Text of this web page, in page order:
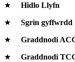
★ Hidlo Llyfn
★ Sgrin gyffwrdd
★ Graddnodi
★ Graddnodi